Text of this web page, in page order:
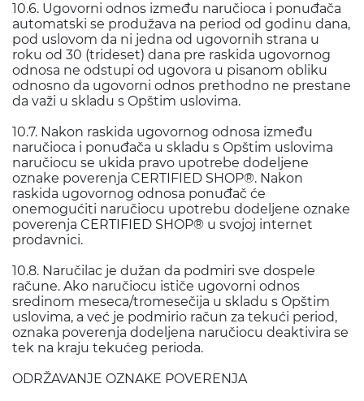
10.6. Ugovorni odnos između naručioca i ponuđača
automatski se produžava na period od godinu dana,
pod uslovom da ni jedna od ugovornih strana u
roku od 30 (trideset) dana pre raskida ugovornog
odnosa ne odstupi od ugovora u pisanom obliku
odnosno da ugovorni odnos prethodno ne prestane
da važi u skladu s Opštim uslovima.
10.7. Nakon raskida ugovornog odnosa između
naručioca i ponuđača u skladu s Opštim uslovima
naručiocu se ukida pravo upotrebe dodeljene
oznake poverenja CERTIFIED SHOP®. Nakon
raskida ugovornog odnosa ponuđač će
onemogućiti naručiocu upotrebu dodeljene oznake
poverenja CERTIFIED SHOP® u svojoj internet
prodavnici.
10.8. Naručilac je dužan da podmiri sve dospele
račune. Ako naručiocu ističe ugovorni odnos
sredinom meseca/tromesečija u skladu s Opštim
uslovima, a već je podmirio račun za tekući period,
oznaka poverenja dodeljena naručiocu deaktivira se
tek na kraju tekućeg perioda.
ODRŽAVANJE OZNAKE POVERENJA